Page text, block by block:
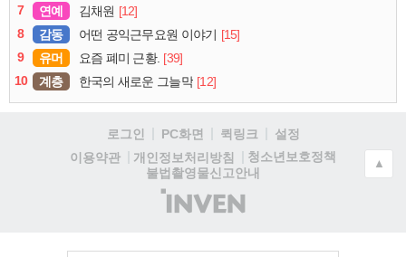
7
연예 김채원 [12]
8
감동 어떤 공익근무요원 이야기 [15]
9
유머 요즘 폐미 근황. [39]
10
계층 한국의 새로운 그늘막 [12]
로그인 PC화면 퀵링크
설정
이용약관
개인정보처리방침
청소년보호정책
불법촬영물신고안내
(주)
인
▲